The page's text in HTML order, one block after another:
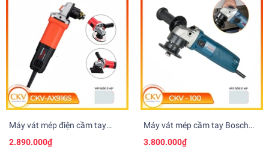
Máy vát mép điện cầm tay
C0.1-C4.0 CKV-AX916
2.890.000₫
Máy vát mép cầm tay Bosch
C0.1-C4.0 CKV-100
3.800.000₫